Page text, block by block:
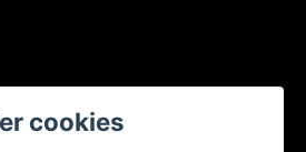
cookies